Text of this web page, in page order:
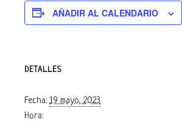
AÑADIR AL CALENDARIO
DETALLES
Fecha: 19 mayo, 2023
Hora: